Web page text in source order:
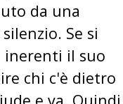
da una
Se si
inerenti il suo
chi c'è dietro